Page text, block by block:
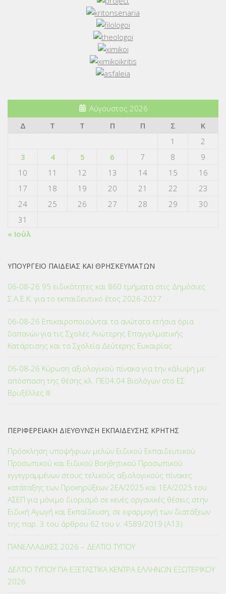
Αύγουστος 2026
Δ
Τ Τ Π Π Σ
Κ
1
2
3
4 5 6 7 8
9
10
11 12 13 14 15
16
17
18 19 20 21 22
23
24
25 26 27 28 29
30
31
« Ιούλ
ΥΠΟΥΡΓΕΙΟ ΠΑΙΔΕΙΑΣ ΚΑΙ ΘΡΗΣΚΕΥΜΑΤΩΝ
06-08-26 95 ειδικότητες και 860 τμήματα στις Δημόσιες
Σ.Α.Ε.Κ. για το εκπαιδευτικό έτος 2026-2027
06-08-26 Επικαιροποιούνται τα ανώτατα ετήσια όρια
δαπανών για τις Σχολές Ανώτερης Επαγγελματικής
Κατάρτισης και τα Σχολεία Δεύτερης Ευκαιρίας
06-08-26 Κύρωση αξιολογικού πίνακα για την κάλυψη με
απόσπαση της θέσης κλ. ΠΕ04.04 Βιολόγων στο ΕΣ
Βρυξέλλες ΙΙΙ
ΠΕΡΙΦΕΡΕΙΑΚΗ ΔΙΕΥΘΥΝΣΗ ΕΚΠΑΙΔΕΥΣΗΣ ΚΡΗΤΗΣ
Πρόσκληση υποψήφιων μελών Ειδικού Εκπαιδευτικού
Προσωπικού και Ειδικού Βοηθητικού Προσωπικού
εγγεγραμμένων στους τελικούς αξιολογικούς πίνακες
κατάταξης των Προκηρύξεων 2ΕΑ/2025 και 1ΕΑ/2025 του
ΑΣΕΠ για μόνιμο διορισμό σε κενές οργανικές θέσεις στην
Ειδική Αγωγή και Εκπαίδευση, σε εφαρμογή των διατάξεων
της παρ. 3 του άρθρου 62 του ν. 4589/2019 (Α΄13)
ΠΑΝΕΛΛΑΔΙΚΕΣ 2026 – ΔΕΛΤΙΟ ΤΥΠΟΥ
ΔΕΛΤΙΟ ΤΥΠΟΥ ΓΙΑ ΕΞΕΤΑΣΤΙΚΑ ΚΕΝΤΡΑ ΕΛΛΗΝΩΝ ΕΞΩΤΕΡΙΚΟΥ
2026